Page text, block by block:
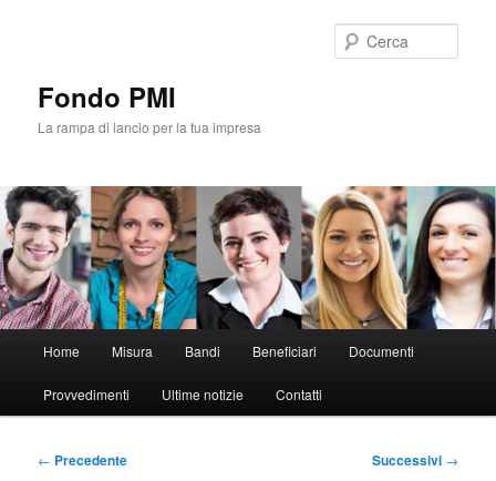
Fondo PMI
La rampa di lancio per la tua impresa
principale
Home Misura Bandi Beneficiari Documenti
Provvedimenti Ultime notizie Contatti
Navigazione
← Precedente Successivi →